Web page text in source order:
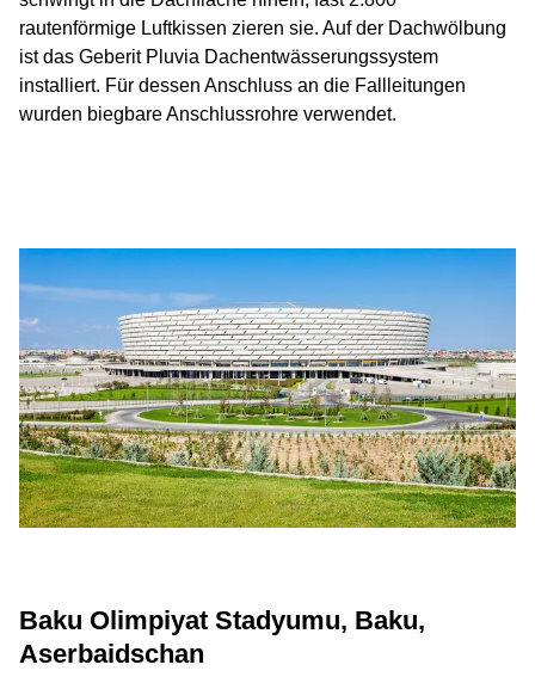
rautenförmige Luftkissen zieren sie. Auf der Dachwölbung
ist das Geberit Pluvia Dachentwässerungssystem
installiert. Für dessen Anschluss an die Fallleitungen
wurden biegbare Anschlussrohre verwendet.
Baku Olimpiyat Stadyumu, Baku,
Aserbaidschan